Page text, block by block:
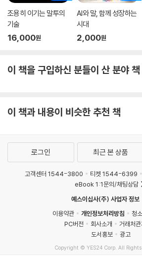
조용히 이기는 말투의
기술
16,000원
AI와 말, 함께 성장하는
시대
2,000원
이 책을 구입하신 분들이 산 분야 책
이 책과 내용이 비슷한 추천 책
로그인 최근 본 상품
고객센터 1544-3800 티켓 1544-6399
eBook 1:1문의/채팅상담
예스이십사(주) 사업자 정보
이용약관
개인정보처리방침
청
PC버전
회사소개
거래처
도서홍보
광고
Copyright © YES24 Corp. All Rights